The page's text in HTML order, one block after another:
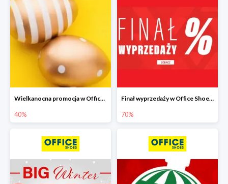
Wielkanocna promocja w Office Shoes do -40%
40%
Finał wyprzedaży w Office Shoes do -70%
70%